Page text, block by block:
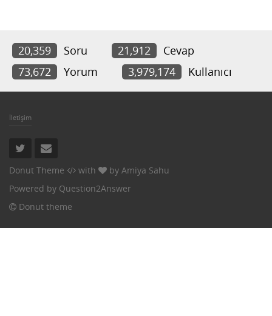
20,359 Soru 21,912
Cevap
73,672
Yorum 3,979,174 Kullanıcı
İletişim
Donut Theme with by Amiya Sahu
Powered by Question2Answer
Donut theme